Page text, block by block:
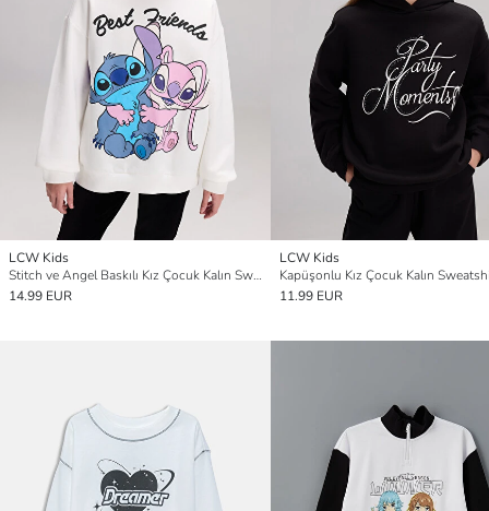
LCW Kids
Stitch ve Angel Baskılı Kız Çocuk Kalın Sweatshirt
14.99 EUR
LCW Kids
Kapüşonlu Kız Çocuk Kalın
11.99 EUR